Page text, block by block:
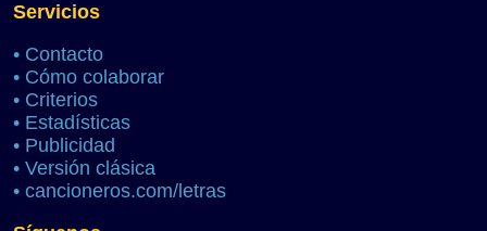
Servicios
• Contacto
• Cómo colaborar
• Criterios
• Estadísticas
• Publicidad
• Versión clásica
• cancioneros.com/letras